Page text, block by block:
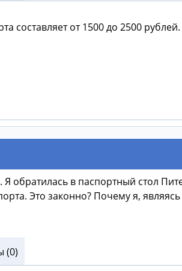
составляет от 1500 до 2500 рублей.
обратилась в паспортный стол
Это законно? Почему я,
(0)